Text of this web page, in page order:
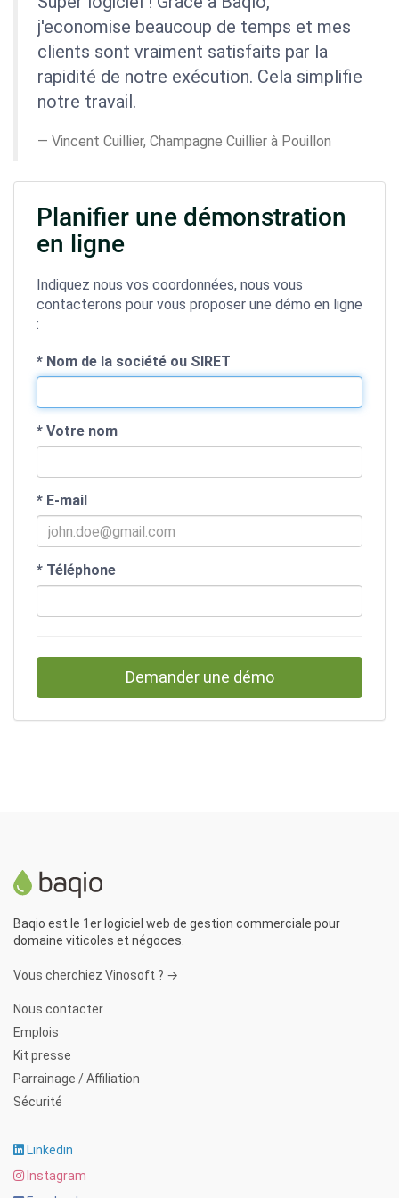
j'economise beaucoup de temps et mes
clients sont vraiment satisfaits par la
rapidité de notre exécution. Cela simplifie
notre travail.
Vincent Cuillier, Champagne Cuillier à Pouillon
Planifier une démonstration
en ligne
Indiquez nous vos coordonnées, nous vous
contacterons pour vous proposer une démo en ligne
:
* Nom de la société ou SIRET
* Votre nom
* E-mail
* Téléphone
you
a
human,
Baqio est le 1er logiciel web de gestion commerciale pour
domaine viticoles et négoces.
Vous cherchiez Vinosoft ? →
Nous contacter
Emplois
Kit presse
Parrainage / Affiliation
Sécurité
Linkedin
Instagram